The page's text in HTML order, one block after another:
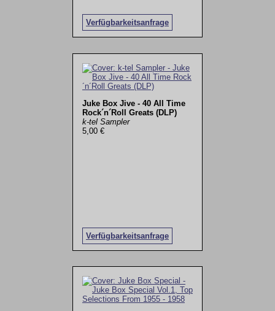
Verfügbarkeitsanfrage
Juke Box Jive - 40 All Time
Rock´n´Roll Greats (DLP)
k-tel Sampler
5,00 €
Verfügbarkeitsanfrage